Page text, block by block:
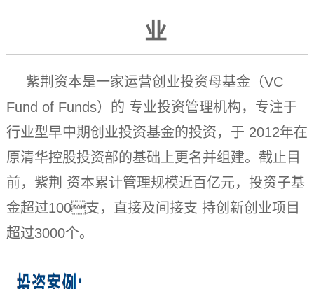
业
紫荆资本是⼀家运营创业投资⺟基⾦（VC
Fund of Funds）的 专业投资管理机构，专注于
⾏业型早中期创业投资基⾦的投资，于 2012年在
原清华控股投资部的基础上更名并组建。截⽌⽬
前，紫荆 资本累计管理规模近百亿元，投资⼦基
⾦超过100⽀，直接及间接⽀ 持创新创业项⽬
超过3000个。